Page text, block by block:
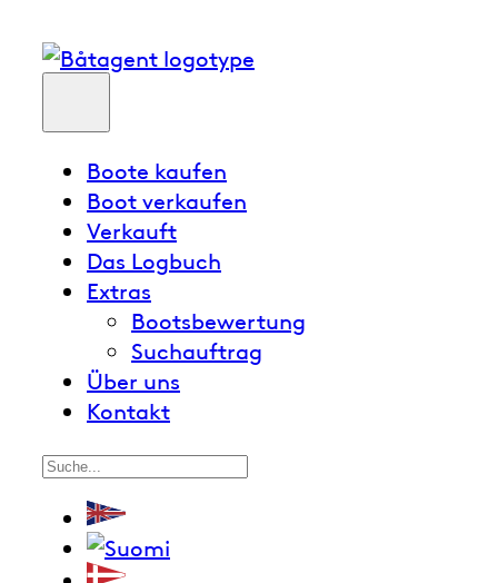
Boote kaufen
Boot verkaufen
Verkauft
Das Logbuch
Extras
Bootsbewertung
Suchauftrag
Über uns
Kontakt